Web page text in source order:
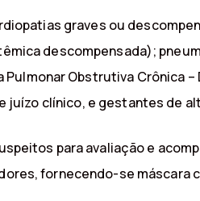
graves ou
descompensada);
Obstrutiva Crônica –
juízo clínico, e gestantes de
para avaliação e
fornecendo-se máscara